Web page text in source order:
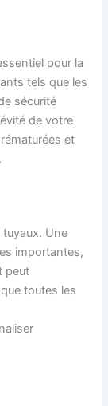
pour la
tels que les
sécurité
de votre
et
Une
importantes,
peut
toutes les